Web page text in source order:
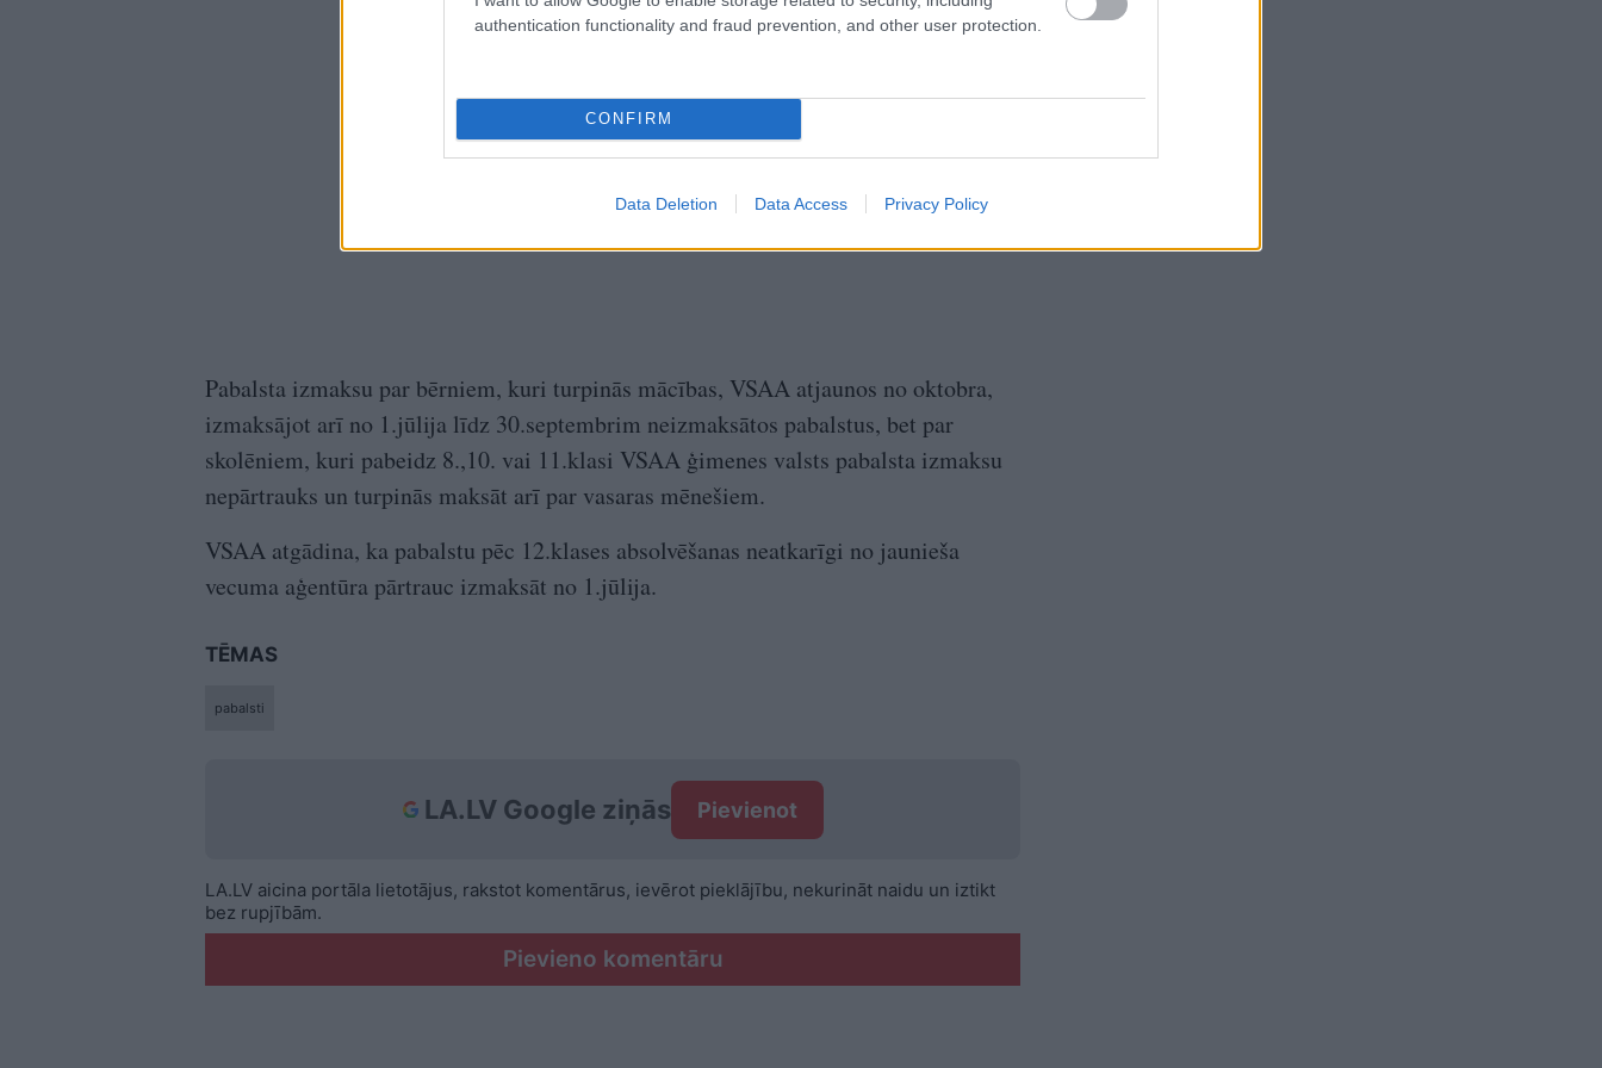
authentication functionality and fraud prevention, and other user protection.
CONFIRM
Data Deletion Data Access Privacy Policy
Pabalsta izmaksu par bērniem, kuri turpinās mācības, VSAA atjaunos no oktobra,
izmaksājot arī no 1.jūlija līdz 30.septembrim neizmaksātos pabalstus, bet par
skolēniem, kuri pabeidz 8.,10. vai 11.klasi VSAA ģimenes valsts pabalsta izmaksu
nepārtrauks un turpinās maksāt arī par vasaras mēnešiem.
VSAA atgādina, ka pabalstu pēc 12.klases absolvēšanas neatkarīgi no jaunieša
vecuma aģentūra pārtrauc izmaksāt no 1.jūlija.
TĒMAS
pabalsti
LA.LV Google ziņās Pievienot
LA.LV aicina portāla lietotājus, rakstot komentārus, ievērot pieklājību, nekurināt naidu un iztikt
bez rupjībām.
Pievieno komentāru